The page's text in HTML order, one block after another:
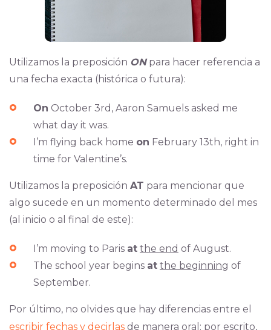
Utilizamos la preposición ON para hacer referencia a
una fecha exacta (histórica o futura):
On October 3rd, Aaron Samuels asked me
what day it was.
I’m flying back home on February 13th, right in
time for Valentine’s.
Utilizamos la preposición AT para mencionar que
algo sucede en un momento determinado del mes
(al inicio o al final de este):
I’m moving to Paris at the end of August.
The school year begins at the beginning of
September.
Por último, no olvides que hay diferencias entre el
escribir fechas y decirlas de manera oral: por escrito,